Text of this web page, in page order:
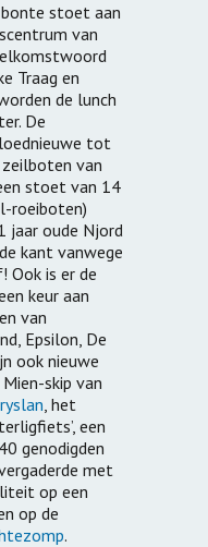
stoet aan
van
Traag en
de lunch
De
tot
van
stoet van 14
roeiboten)
jaar oude Njord
kant vanwege
Ook is er de
keur aan
van
Epsilon, De
ook nieuwe
skip van
, het
een
genodigden
met
op een
op de
.